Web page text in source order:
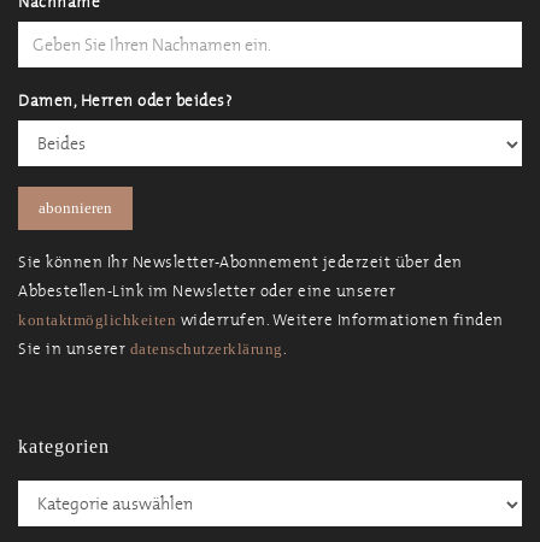
Damen, Herren oder beides?
Sie können Ihr Newsletter-Abonnement jederzeit über den
Abbestellen-Link im Newsletter oder eine unserer
kontaktmöglichkeiten widerrufen. Weitere Informationen finden
Sie in unserer datenschutzerklärung.
kategorien
Kategorien